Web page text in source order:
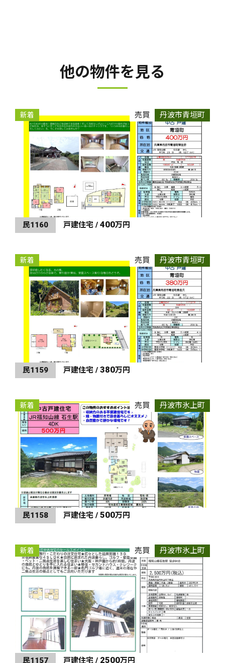
他の物件を見る
新着 売買 丹波市青垣町
民1160 戸建住宅 / 400万円
新着 売買 丹波市青垣町
民1159 戸建住宅 / 380万円
新着 売買 丹波市氷上町
民1158 戸建住宅 / 500万円
新着 売買 丹波市氷上町
民1157 戸建住宅 / 2500万円